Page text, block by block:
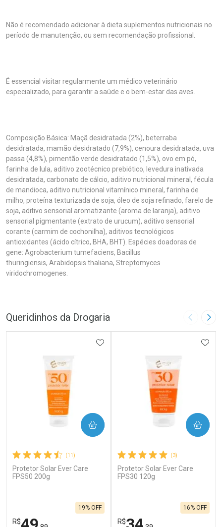
Não é recomendado adicionar à dieta suplementos nutricionais no
período de manutenção, ou sem recomendação profissional.
É essencial visitar regularmente um médico veterinário
especializado, para garantir a saúde e o bem-estar das aves.
Composição Básica: Maçã desidratada (2%), beterraba
desidratada, mamão desidratado (7,9%), cenoura desidratada, uva
passa (4,8%), pimentão verde desidratado (1,5%), ovo em pó,
farinha de lula, aditivo zootécnico prebiótico, levedura inativada
desidratada, carbonato de cálcio, aditivo nutricional mineral, fécula
de mandioca, aditivo nutricional vitamínico mineral, farinha de
milho, proteína texturizada de soja, óleo de soja refinado, farelo de
soja, aditivo sensorial aromatizante (aroma de laranja), aditivo
sensorial pigmentante (extrato de urucum), aditivo sensorial
corante (carmim de cochonilha), aditivos tecnológicos
antioxidantes (ácido cítrico, BHA, BHT). Espécies doadoras de
gene: Agrobacterium tumefaciens, Bacillus
thuringiensis, Arabidopsis thaliana, Streptomyces
viridochromogenes.
Queridinhos da Drogaria Imagem
(11)
Protetor Solar Ever Care
FPS50 200g
R$
19% OFF
ADICIONAR AOS FAVORITOS
COMPRAR
(3)
Protetor Solar Ever Care
FPS30 120g
R$
16% OFF
COMPRAR